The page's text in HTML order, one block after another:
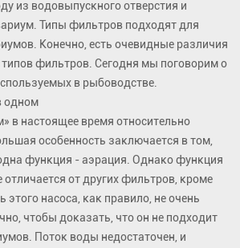
из водовыпускного отверстия и
Типы фильтров подходят для
Конечно, есть очевидные различия
фильтров. Сегодня мы поговорим о
в рыбоводстве.
одном
в настоящее время относительно
особенность заключается в том,
функция - аэрация. Однако функция
от других фильтров, кроме
насоса, как правило, не очень
чтобы доказать, что он не подходит
Поток воды недостаточен, и